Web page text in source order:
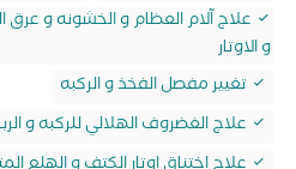
علاج آلام العظام و الخشونه و عرق
و الاوتار
تغيير مفصل الفخذ و الركبه
علاج الغضروف الهلالي للركبه و